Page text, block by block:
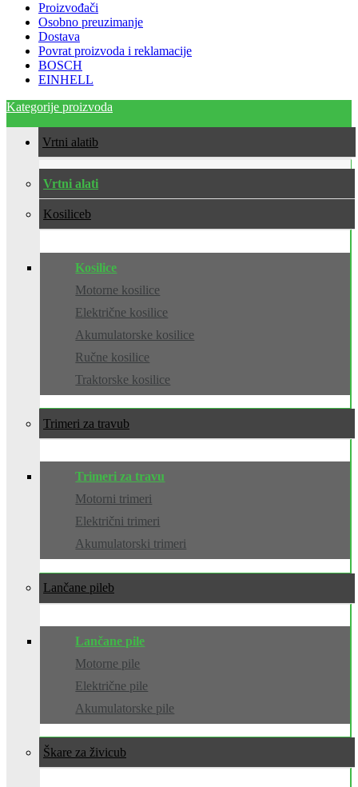
Proizvođači
Osobno preuzimanje
Dostava
Povrat proizvoda i reklamacije
BOSCH
EINHELL
Kategorije proizvoda
Vrtni alati
Vrtni alati
Kosilice
Kosilice
Motorne kosilice
Električne kosilice
Akumulatorske kosilice
Ručne kosilice
Traktorske kosilice
Trimeri za travu
Trimeri za travu
Motorni trimeri
Električni trimeri
Akumulatorski trimeri
Lančane pile
Lančane pile
Motorne pile
Električne pile
Akumulatorske pile
Škare za živicu